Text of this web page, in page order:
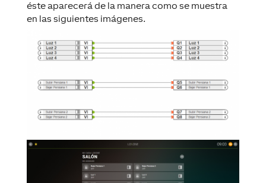
éste aparecerá de la manera como se muestra
en las siguientes imágenes.